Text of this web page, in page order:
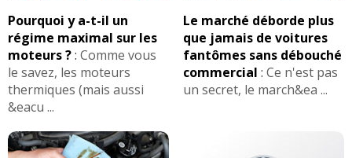
Pourquoi y a-t-il un
régime maximal sur les
moteurs ?: Comme vous
le savez, les moteurs
thermiques (mais aussi
&eacu ...
Le marché déborde plus
que jamais de voitures
fantômes sans débouché
commercial : Ce n'est pas
un secret, le march&ea ...